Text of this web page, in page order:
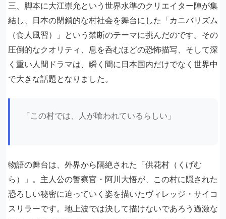
三、脚本に大江崇允という世界水準のクリエイター陣が集
結し、日本の閉鎖的な村社会を舞台にした「カニバリズム
（食人風習）」という禁断のテーマに挑んだのです。その
圧倒的なクオリティ、息を呑むほどの恐怖描写、そして深
く重い人間ドラマは、瞬く間に日本国内だけでなく世界中
で大きな話題となりました。
「この村では、人が喰われているらしい」
物語の舞台は、外界から隔絶された「供花村（くげむ
ら）」。主人公の警察官・阿川大悟が、この村に隠された
恐ろしい秘密に迫っていく姿を描いたヴィレッジ・サイコ
スリラーです。地上波では決して描けないであろう過激な